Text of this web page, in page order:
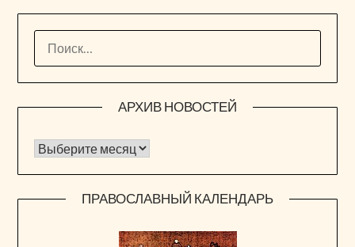
АРХИВ НОВОСТЕЙ
Архив новостей
ПРАВОСЛАВНЫЙ КАЛЕНДАРЬ